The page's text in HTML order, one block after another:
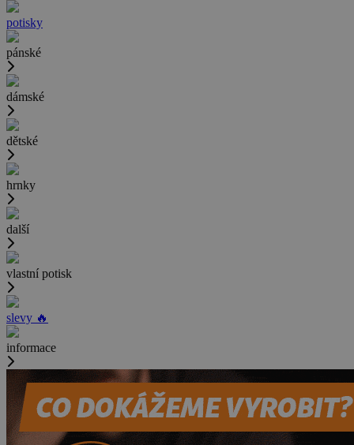
potisky
pánské
dámské
dětské
hrnky
další
vlastní potisk
slevy 🔥
informace